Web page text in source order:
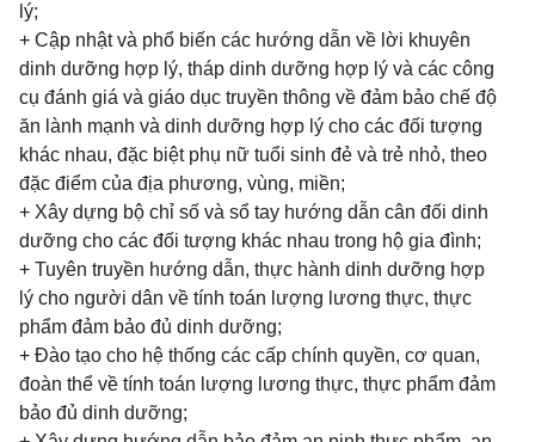
lý;
+ Cập nhật và phổ biến các hướng dẫn về lời khuyên
dinh dưỡng hợp lý, tháp dinh dưỡng hợp lý và các công
cụ đánh giá và giáo dục truyền thông về đảm bảo chế độ
ăn lành mạnh và dinh dưỡng hợp lý cho các đối tượng
khác nhau, đặc biệt phụ nữ tuổi sinh đẻ và trẻ nhỏ, theo
đặc điểm của địa phương, vùng, miền;
+ Xây dựng bộ chỉ số và sổ tay hướng dẫn cân đối dinh
dưỡng cho các đối tượng khác nhau trong hộ gia đình;
+ Tuyên truyền hướng dẫn, thực hành dinh dưỡng hợp
lý cho người dân về tính toán lượng lương thực, thực
phẩm đảm bảo đủ dinh dưỡng;
+ Đào tạo cho hệ thống các cấp chính quyền, cơ quan,
đoàn thể về tính toán lượng lương thực, thực phẩm đảm
bảo đủ dinh dưỡng;